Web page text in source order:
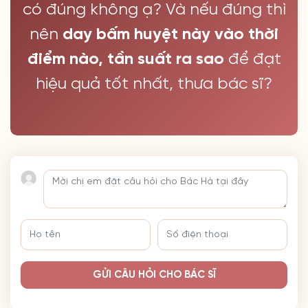
có đúng không ạ? Và nếu đúng thì
nên day bấm huyệt này vào thời
điểm nào, tần suất ra sao để đạt
hiệu quả tốt nhất, thưa bác sĩ?
GỬI CÂU HỎI CHO BÁC SĨ